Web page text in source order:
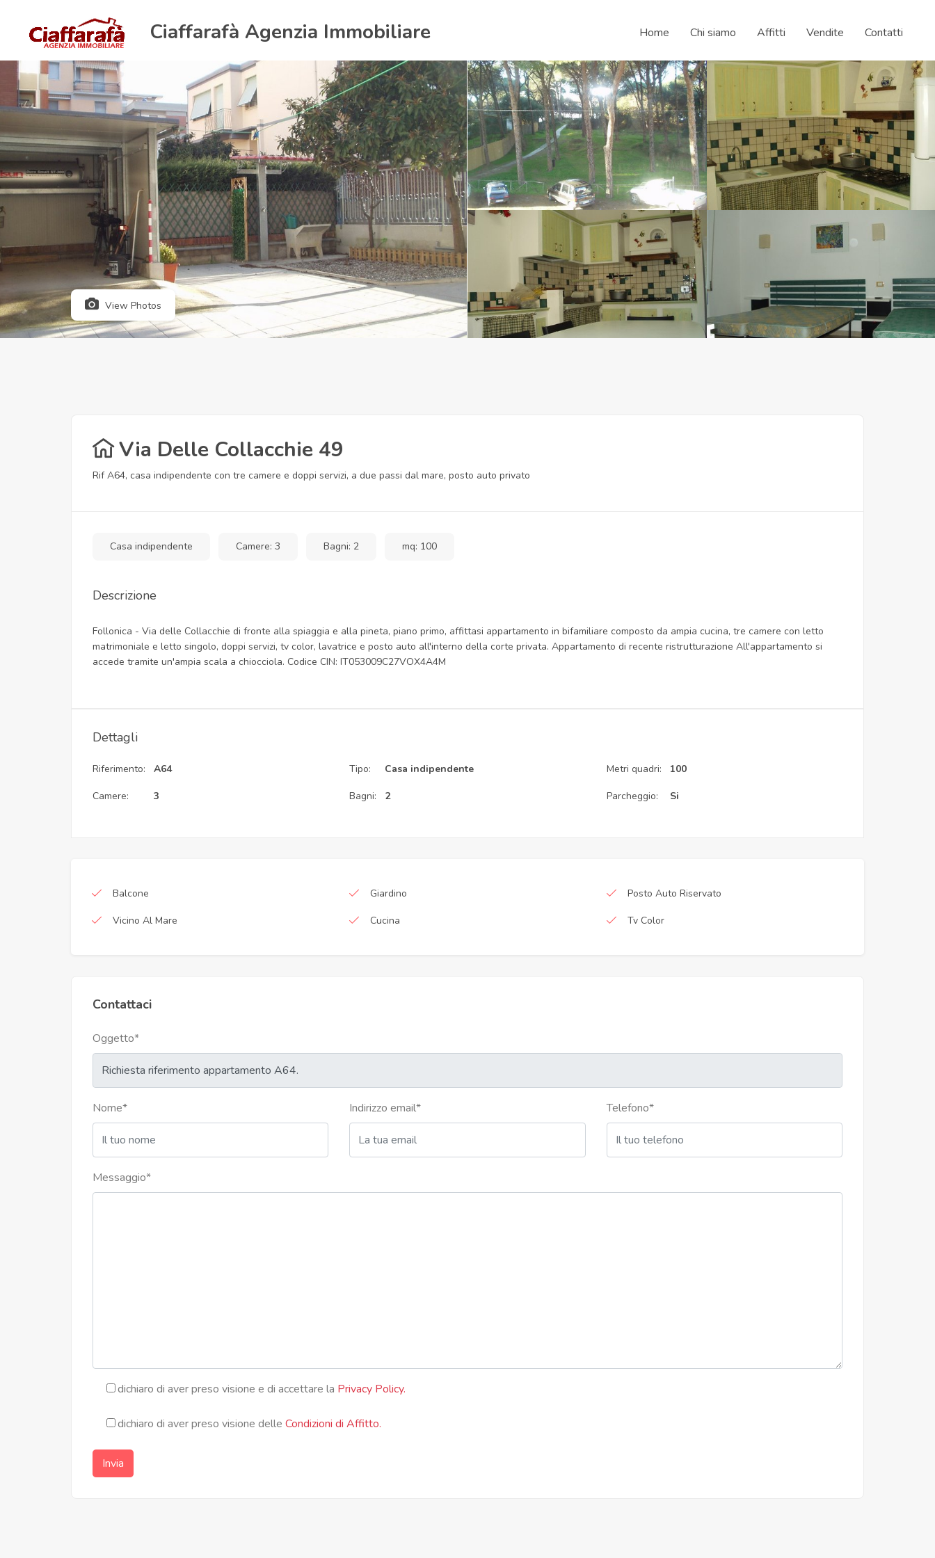
Ciaffarafà Agenzia Immobiliare Home Chi siamo Affitti Vendite Contatti
View Photos
Via Delle Collacchie 49
Rif A64, casa indipendente con tre camere e doppi servizi, a due passi dal mare, posto auto privato
Casa indipendente Camere: 3 Bagni: 2 mq: 100
Descrizione
Follonica - Via delle Collacchie di fronte alla spiaggia e alla pineta, piano primo, affittasi appartamento in bifamiliare composto da ampia cucina, tre camere con letto
matrimoniale e letto singolo, doppi servizi, tv color, lavatrice e posto auto all'interno della corte privata. Appartamento di recente ristrutturazione All'appartamento si
accede tramite un'ampia scala a chiocciola. Codice CIN: IT053009C27VOX4A4M
Dettagli
Riferimento:
Camere:
A64
3
Tipo:
Bagni:
Casa indipendente
2
Metri quadri:
Parcheggio:
100
Si
Balcone
Vicino Al Mare
Giardino
Cucina
Posto Auto Riservato
Tv Color
Contattaci
Oggetto*
Nome* Indirizzo email* Telefono*
Messaggio*
dichiaro di aver preso visione e di accettare la Privacy Policy.
dichiaro di aver preso visione delle Condizioni di Affitto.
Invia